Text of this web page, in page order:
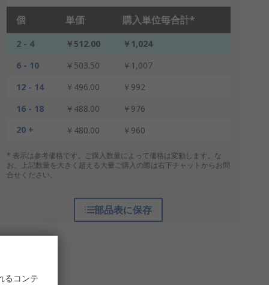
個 単価 購入単位毎合計*
2 - 4 ￥512.00
￥1,024
6 - 10
￥503.50
￥1,007
12 - 14
￥496.00
￥992
16 - 18
￥488.00
￥976
20 +
￥480.00 ￥960
* 表示は参考価格です。ご購入数量によって価格は変動します。な
お、上記数量を大きく超える大量ご購入の際は右下チャットからお問
合せください。
部品表に保存
るコンテ